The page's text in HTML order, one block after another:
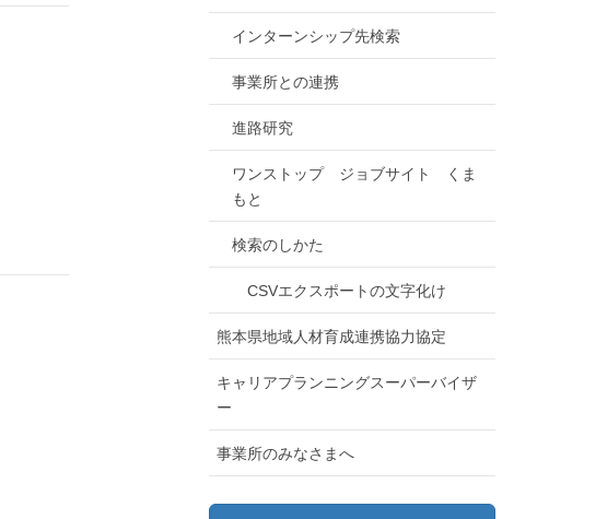
インターンシップ先検索
事業所との連携
進路研究
ワンストップ ジョブサイト くま
もと
検索のしかた
CSVエクスポートの文字化け
熊本県地域人材育成連携協力協定
キャリアプランニングスーパーバイザ
ー
事業所のみなさまへ